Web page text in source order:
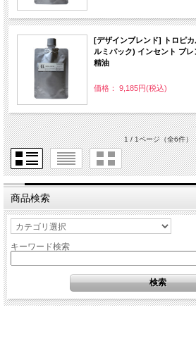
[デザインブレンド] トロピ
ルミパック) インセント ブ
精油
価格： 9,185円(税込)
1 / 1ページ（全6件）
商品検索
キーワード検索